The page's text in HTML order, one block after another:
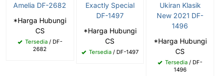
Amelia DF-2682
*Harga Hubungi
CS
Tersedia/ DF-
2682
Exactly Special
DF-1497
*Harga Hubungi
CS
Tersedia/ DF-1497
Ukiran Klasik
New 2021 DF-
1496
*Harga Hubungi
CS
Tersedia / DF-
1496